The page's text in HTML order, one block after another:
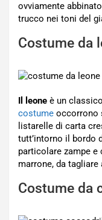
ovviamente
trucco nei toni del
Costume da
Il leone è un
costume occorrono
listarelle di carta
tutt’intorno il bordo
particolare zampe
marrone, da tagliare
Costume da